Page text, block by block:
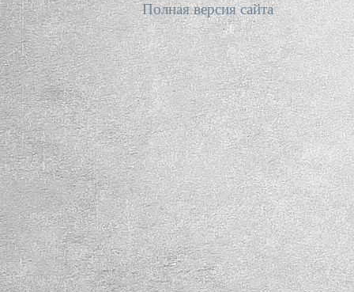
Полная версия сайта